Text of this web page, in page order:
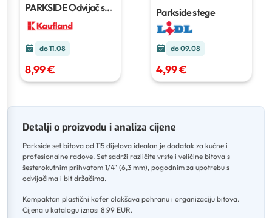
PARKSIDE Odvijač s
115 kom
do 11.08
8,99 €
Parkside stege
do 09.08
4,99 €
Detalji o proizvodu i analiza cijene
Parkside set bitova od 115 dijelova idealan je dodatak za kućne i
profesionalne radove. Set sadrži različite vrste i veličine bitova s
šesterokutnim prihvatom 1/4" (6,3 mm), pogodnim za upotrebu s
odvijačima i bit držačima.
Kompaktan plastični kofer olakšava pohranu i organizaciju bitova.
Cijena u katalogu iznosi 8,99 EUR.